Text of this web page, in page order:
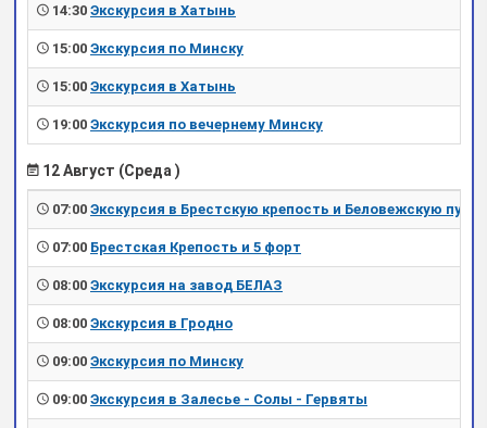
14:30 Экскурсия в Хатынь
15:00 Экскурсия по Минску
15:00 Экскурсия в Хатынь
19:00 Экскурсия по вечернему Минску
12 Август (Среда )
07:00 Экскурсия в Брестскую крепость и Беловежскую пущу
07:00 Брестская Крепость и 5 форт
08:00 Экскурсия на завод БЕЛАЗ
08:00 Экскурсия в Гродно
09:00 Экскурсия по Минску
09:00 Экскурсия в Залесье - Солы - Гервяты